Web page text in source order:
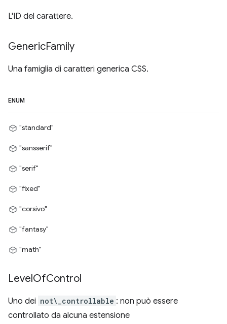
L'ID del carattere.
GenericFamily
Una famiglia di caratteri generica CSS.
ENUM
"standard"
"sansserif"
"serif"
"fixed"
"corsivo"
"fantasy"
"math"
LevelOfControl
Uno dei not\_controllable : non può essere
controllato da alcuna estensione